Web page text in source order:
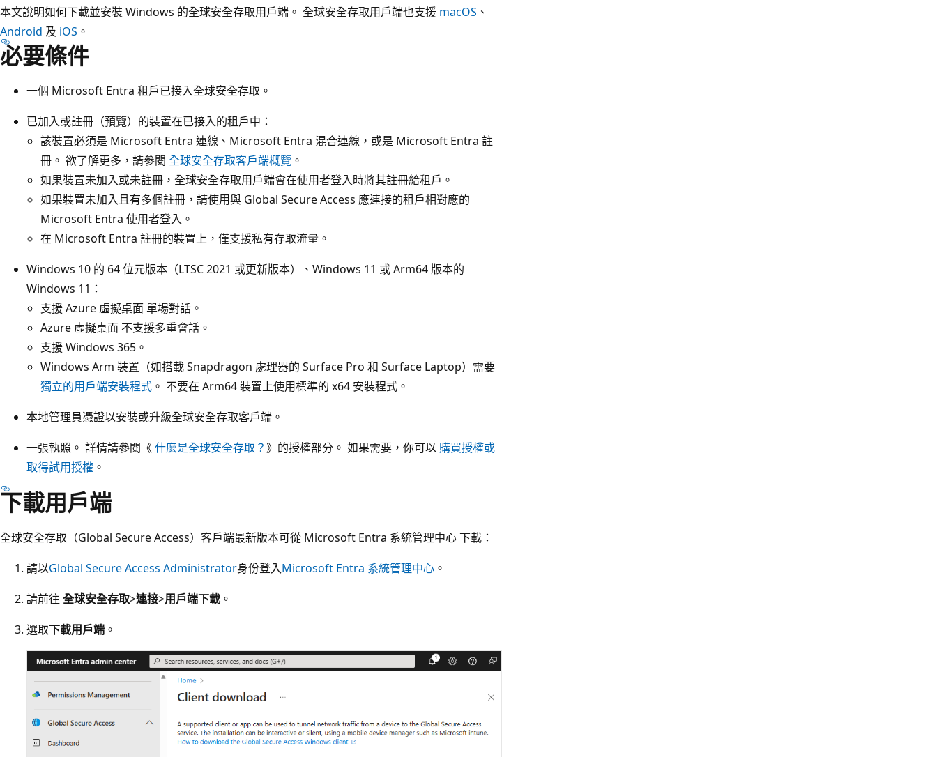
本文說明如何下載並安裝 Windows 的全球安全存取用戶端。 全球安全存取用戶端也支援 macOS 、
Android 及 iOS 。
必要條件
一個 Microsoft Entra 租戶已接入全球安全存取。
已加入或註冊（預覽）的裝置在已接入的租戶中：
該裝置必須是 Microsoft Entra 連線、Microsoft Entra 混合連線，或是 Microsoft Entra 註
冊。 欲了解更多，請參閱 全球安全存取客戶端概覽 。
如果裝置未加入或未註冊，全球安全存取用戶端會在使用者登入時將其註冊給租戶。
如果裝置未加入且有多個註冊，請使用與 Global Secure Access 應連接的租戶相對應的
Microsoft Entra 使用者登入。
在 Microsoft Entra 註冊的裝置上，僅支援私有存取流量。
Windows 10 的 64 位元版本（LTSC 2021 或更新版本）、Windows 11 或 Arm64 版本的
Windows 11：
支援 Azure 虛擬桌面 單場對話。
Azure 虛擬桌面 不支援多重會話。
支援 Windows 365。
Windows Arm 裝置（如搭載 Snapdragon 處理器的 Surface Pro 和 Surface Laptop）需要
獨立的用戶端安裝程式 。 不要在 Arm64 裝置上使用標準的 x64 安裝程式。
本地管理員憑證以安裝或升級全球安全存取客戶端。
一張執照。 詳情請參閱《什麼是全球安全存取？》的授權部分。 如果需要，你可以 購買授權或
取得試用授權 。
下載用戶端
全球安全存取（Global Secure Access）客戶端最新版本可從 Microsoft Entra 系統管理中心 下載：
請以Global Secure Access Administrator身份登入Microsoft Entra 系統管理中心 。
請前往 全球安全存取>連接>用戶端下載 。
選取下載用戶端 。